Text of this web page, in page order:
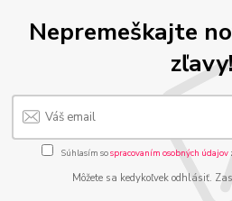
Nepremeškajte
zľavy!
Súhlasím sospracovaním osobných údajov
Môžete sa kedykoľvek odhlásiť.